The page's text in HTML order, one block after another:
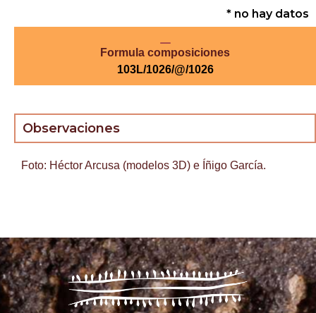
* no hay datos
Formula composiciones
103L/1026/@/1026
Observaciones
Foto: Héctor Arcusa (modelos 3D) e Íñigo García.